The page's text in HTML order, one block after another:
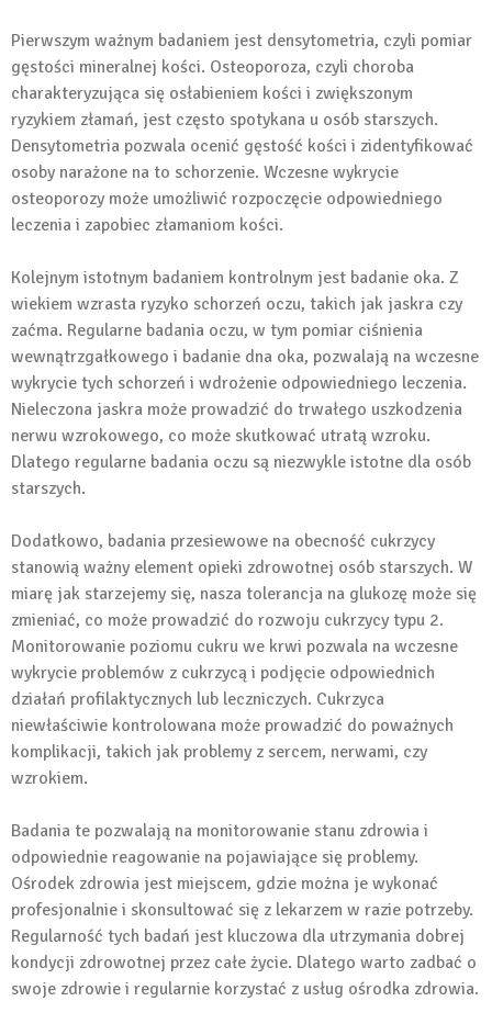
Pierwszym ważnym badaniem jest densytometria, czyli pomiar
gęstości mineralnej kości. Osteoporoza, czyli choroba
charakteryzująca się osłabieniem kości i zwiększonym
ryzykiem złamań, jest często spotykana u osób starszych.
Densytometria pozwala ocenić gęstość kości i zidentyfikować
osoby narażone na to schorzenie. Wczesne wykrycie
osteoporozy może umożliwić rozpoczęcie odpowiedniego
leczenia i zapobiec złamaniom kości.
Kolejnym istotnym badaniem kontrolnym jest badanie oka. Z
wiekiem wzrasta ryzyko schorzeń oczu, takich jak jaskra czy
zaćma. Regularne badania oczu, w tym pomiar ciśnienia
wewnątrzgałkowego i badanie dna oka, pozwalają na wczesne
wykrycie tych schorzeń i wdrożenie odpowiedniego leczenia.
Nieleczona jaskra może prowadzić do trwałego uszkodzenia
nerwu wzrokowego, co może skutkować utratą wzroku.
Dlatego regularne badania oczu są niezwykle istotne dla osób
starszych.
Dodatkowo, badania przesiewowe na obecność cukrzycy
stanowią ważny element opieki zdrowotnej osób starszych. W
miarę jak starzejemy się, nasza tolerancja na glukozę może się
zmieniać, co może prowadzić do rozwoju cukrzycy typu 2.
Monitorowanie poziomu cukru we krwi pozwala na wczesne
wykrycie problemów z cukrzycą i podjęcie odpowiednich
działań profilaktycznych lub leczniczych. Cukrzyca
niewłaściwie kontrolowana może prowadzić do poważnych
komplikacji, takich jak problemy z sercem, nerwami, czy
wzrokiem.
Badania te pozwalają na monitorowanie stanu zdrowia i
odpowiednie reagowanie na pojawiające się problemy.
Ośrodek zdrowia jest miejscem, gdzie można je wykonać
profesjonalnie i skonsultować się z lekarzem w razie potrzeby.
Regularność tych badań jest kluczowa dla utrzymania dobrej
kondycji zdrowotnej przez całe życie. Dlatego warto zadbać o
swoje zdrowie i regularnie korzystać z usług ośrodka zdrowia.